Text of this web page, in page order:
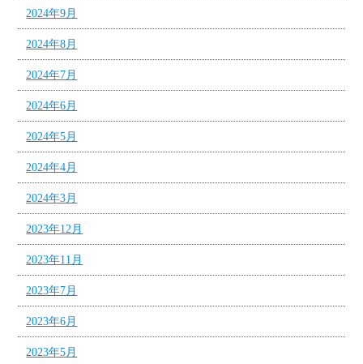
2024年9月
2024年8月
2024年7月
2024年6月
2024年5月
2024年4月
2024年3月
2023年12月
2023年11月
2023年7月
2023年6月
2023年5月